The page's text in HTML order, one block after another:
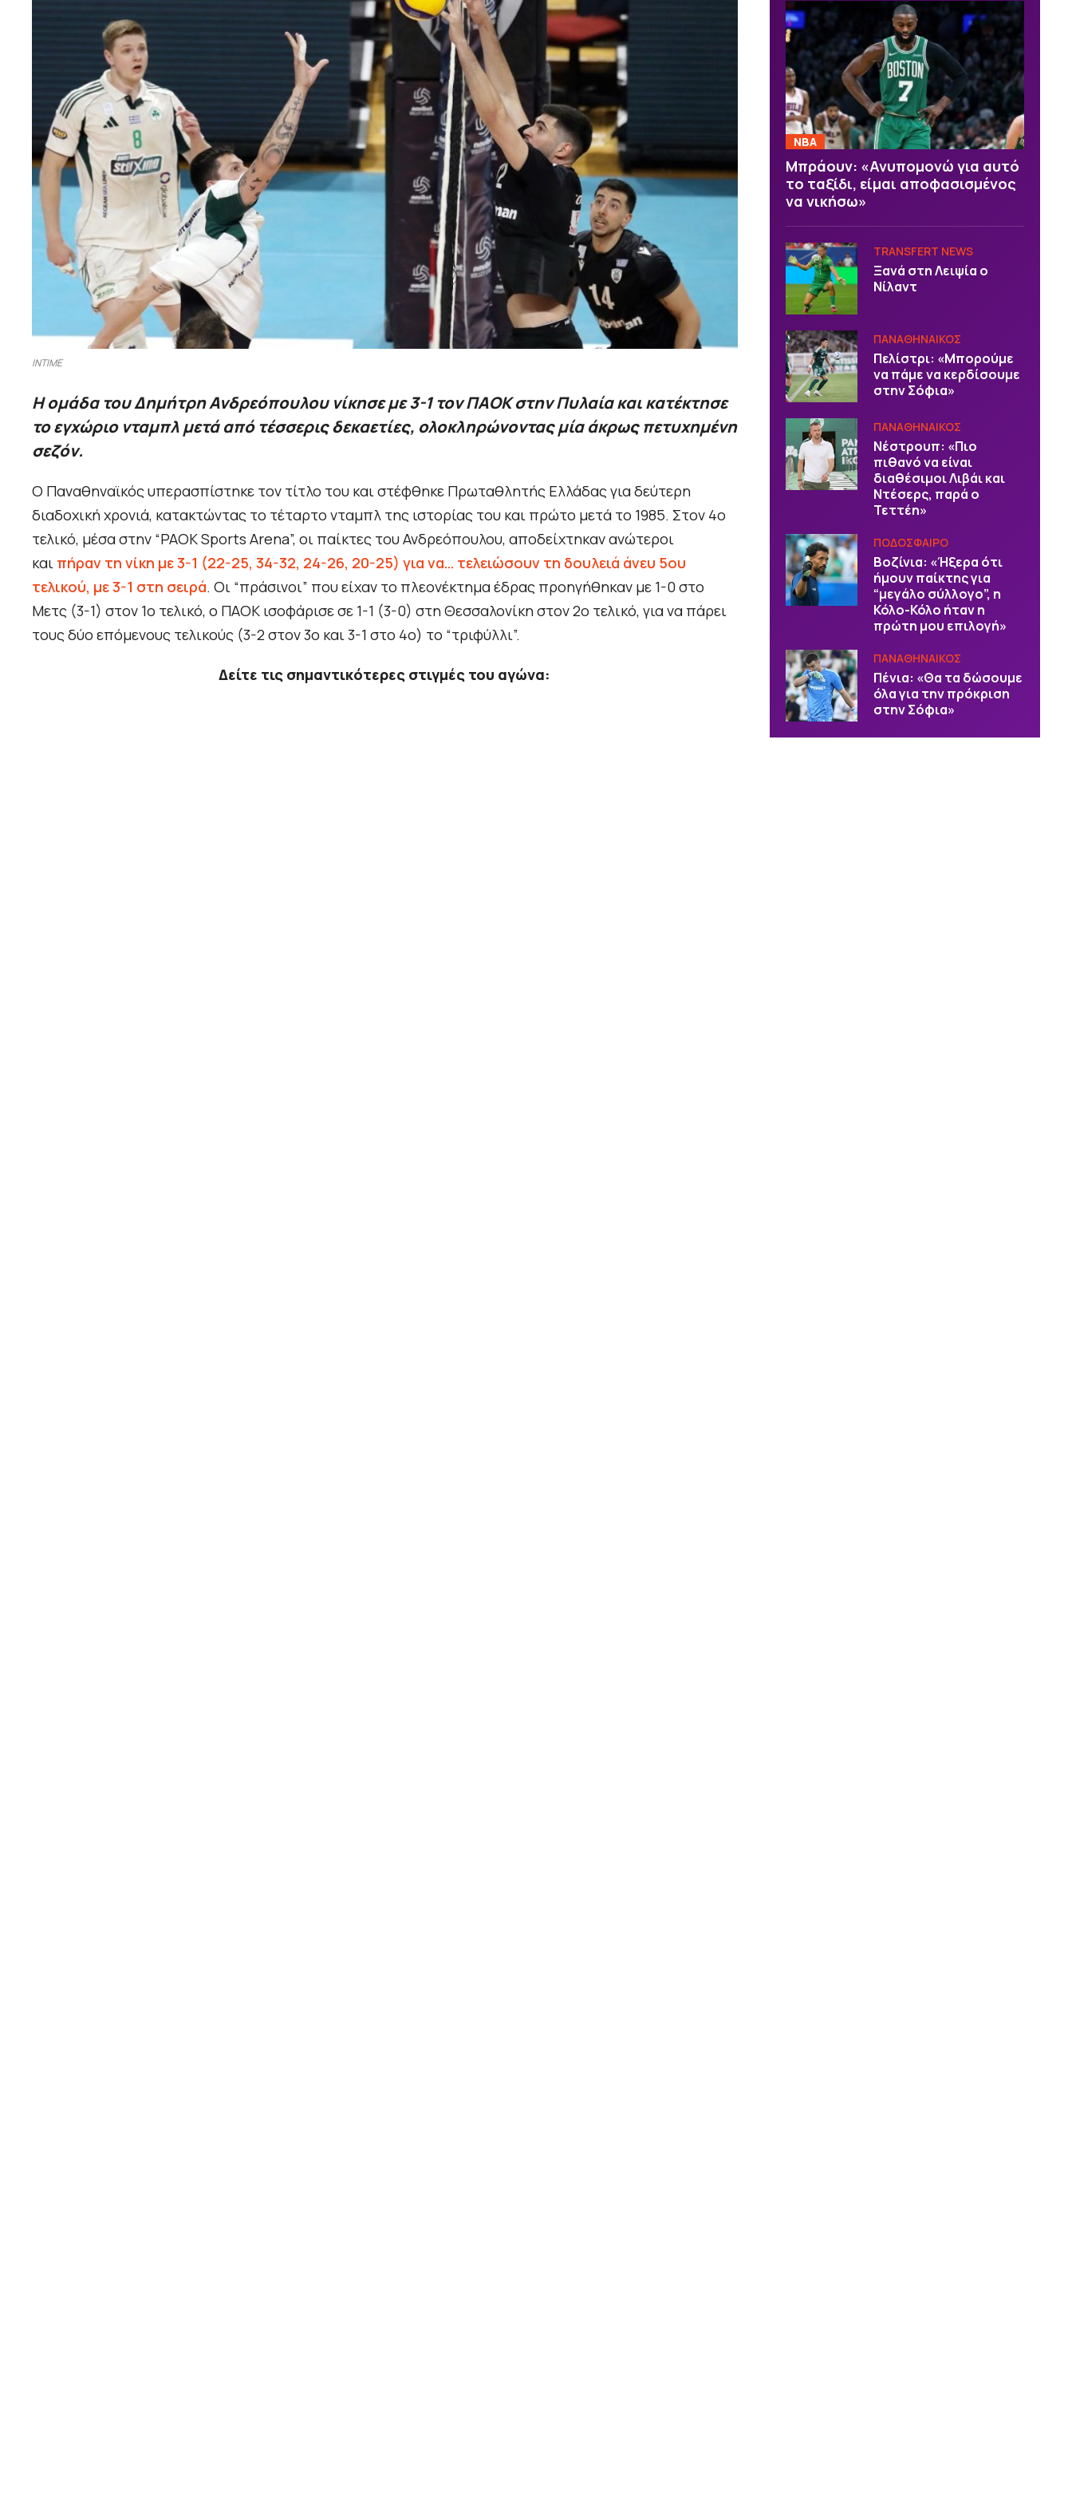
INTIME
Η ομάδα του Δημήτρη Ανδρεόπουλου νίκησε με 3-1 τον ΠΑΟΚ στην Πυλαία και κατέκτησε
το εγχώριο νταμπλ μετά από τέσσερις δεκαετίες, ολοκληρώνοντας μία άκρως πετυχημένη
σεζόν.
Ο Παναθηναϊκός υπερασπίστηκε τον τίτλο του και στέφθηκε Πρωταθλητής Ελλάδας για δεύτερη
διαδοχική χρονιά, κατακτώντας το τέταρτο νταμπλ της ιστορίας του και πρώτο μετά το 1985. Στον 4ο
τελικό, μέσα στην “PAOK Sports Arena”, οι παίκτες του Ανδρεόπουλου, αποδείχτηκαν ανώτεροι
και πήραν τη νίκη με 3-1 (22-25, 34-32, 24-26, 20-25) για να… τελειώσουν τη δουλειά άνευ 5ου
τελικού, με 3-1 στη σειρά. Οι “πράσινοι” που είχαν το πλεονέκτημα έδρας προηγήθηκαν με 1-0 στο
Μετς (3-1) στον 1ο τελικό, ο ΠΑΟΚ ισοφάρισε σε 1-1 (3-0) στη Θεσσαλονίκη στον 2ο τελικό, για να πάρει
τους δύο επόμενους τελικούς (3-2 στον 3ο και 3-1 στο 4ο) το “τριφύλλι”.
Δείτε τις σημαντικότερες στιγμές του αγώνα:
NBA
Μπράουν: «Ανυπομονώ για αυτό
το ταξίδι, είμαι αποφασισμένος
να νικήσω»
TRANSFERT NEWS
Ξανά στη Λειψία ο
Νίλαντ
ΠΑΝΑΘΗΝΑΙΚΟΣ
Πελίστρι: «Μπορούμε
να πάμε να κερδίσουμε
στην Σόφια»
ΠΑΝΑΘΗΝΑΙΚΟΣ
Νέστρουπ: «Πιο
πιθανό να είναι
διαθέσιμοι Λιβάι και
Ντέσερς, παρά ο
Τεττέη»
ΠΟΔΟΣΦΑΙΡΟ
Βοζίνια: «Ήξερα ότι
ήμουν παίκτης για
“μεγάλο σύλλογο”, η
Κόλο-Κόλο ήταν η
πρώτη μου επιλογή»
ΠΑΝΑΘΗΝΑΙΚΟΣ
Πένια: «Θα τα δώσουμε
όλα για την πρόκριση
στην Σόφια»